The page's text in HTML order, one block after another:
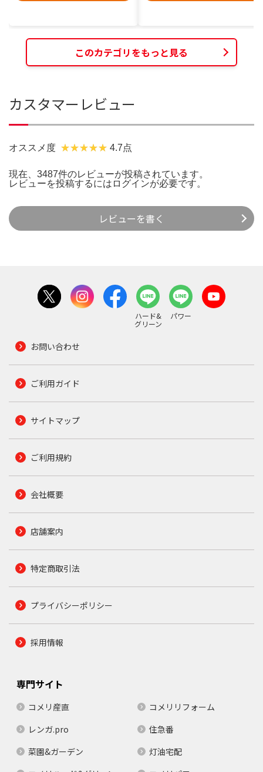
このカテゴリをもっと見る
カスタマーレビュー
オススメ度 4.7点
現在、3487件のレビューが投稿されています。
レビューを投稿するには ログインが必要です。
レビューを書く
ハード&
グリーン
パワー
お問い合わせ
ご利用ガイド
サイトマップ
ご利用規約
会社概要
店舗案内
特定商取引法
プライバシーポリシー
採用情報
専門サイト
コメリ産直
コメリリフォーム
レンガ.pro
住急番
菜園&ガーデン
灯油宅配